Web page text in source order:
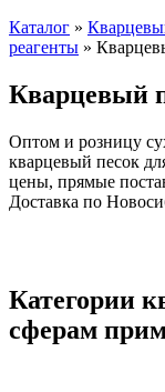
Каталог »
реагенты »
Кварцевый
Оптом и розницу
кварцевый песок
цены, прямые
Доставка по
Категории
сферам